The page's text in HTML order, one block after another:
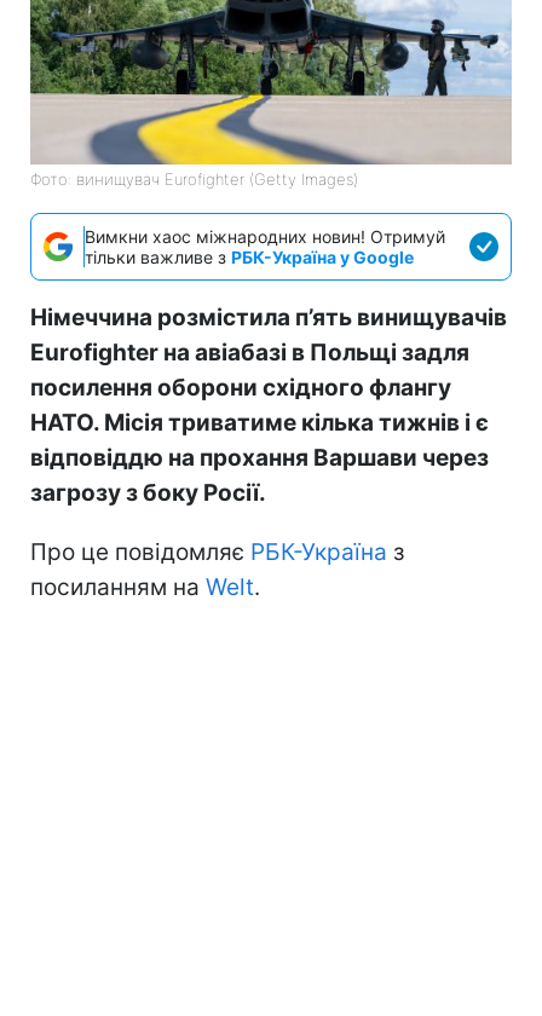
Фото: винищувач Eurofighter (Getty Images)
Вимкни хаос міжнародних новин! Отримуй
тільки важливе з РБК-Україна у Google
Німеччина розмістила п’ять винищувачів
Eurofighter на авіабазі в Польщі задля
посилення оборони східного флангу
НАТО. Місія триватиме кілька тижнів і є
відповіддю на прохання Варшави через
загрозу з боку Росії.
Про це повідомляє РБК-Україна з
посиланням на Welt.